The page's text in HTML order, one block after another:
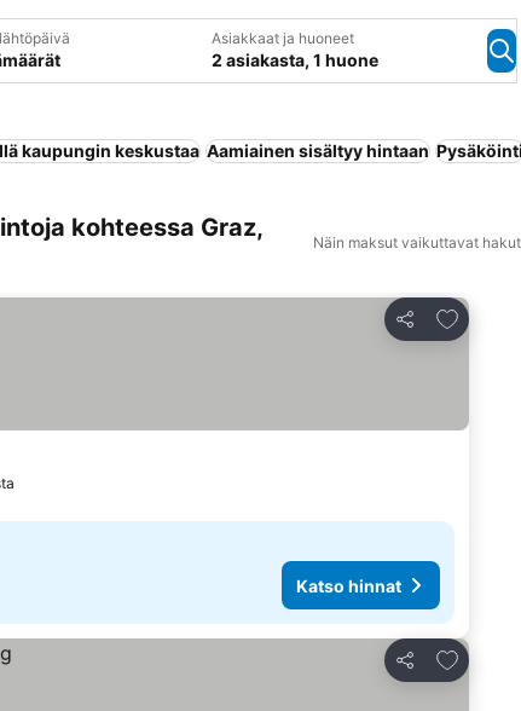
Asiakkaat ja huoneet
2 asiakasta, 1 huone
kaupungin keskustaa Aamiainen sisältyy hintaan
kohteessa Graz,
Näin maksut vaikuttavat
Jaa
Lisää
Katso hinnat
Jaa
Lisää